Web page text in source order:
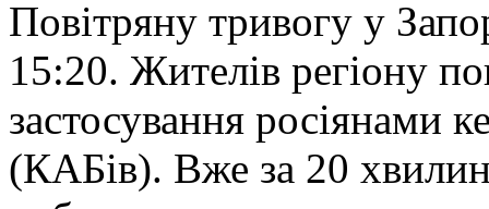
Повітряну тривогу у
15:20. Жителів регіону
застосування росіянами
(КАБів). Вже за 20